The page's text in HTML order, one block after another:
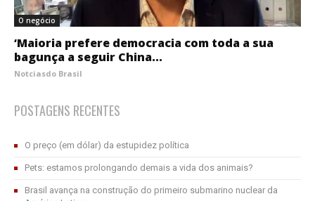
O negócio
‘Maioria prefere democracia com toda a sua
bagunça a seguir China...
Notciasdo Brasil
POSTAGENS RECENTES
O preço (em dólar) da estupidez política
Pets: estamos prolongando demais a vida dos animais?
Brasil avança na construção do primeiro submarino nuclear da